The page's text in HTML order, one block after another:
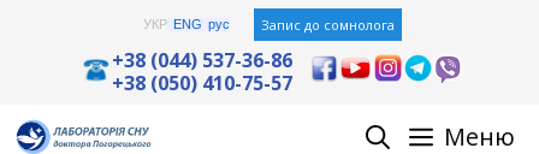
УКР ENG рус Запис до сомнолога
+38 (044) 537-36-86
+38 (050) 410-75-57
Меню